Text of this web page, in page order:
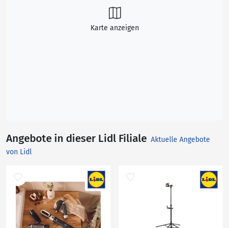
Karte anzeigen
Angebote in dieser Lidl Filiale Aktuelle Angebote
von Lidl